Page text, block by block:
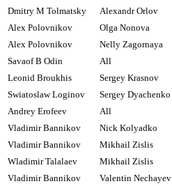
Dmitry M Tolmatsky
Alexandr Orlov
Alex Polovnikov
Olga Nonova
Alex Polovnikov
Nelly Zagornaya
Savaof B Odin
All
Leonid Broukhis
Sergey Krasnov
Swiatoslaw Loginov
Sergey Dyachenko
Andrey Erofeev
All
Vladimir Bannikov
Nick Kolyadko
Vladimir Bannikov
Mikhail Zislis
Wladimir Talalaev
Mikhail Zislis
Vladimir Bannikov
Valentin Nechayev